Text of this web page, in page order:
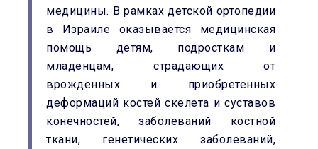
медицины. В рамках детской ортопедии
в Израиле оказывается медицинская
помощь детям, подросткам и
младенцам, страдающих от
врожденных и приобретенных
деформаций костей скелета и суставов
конечностей, заболеваний костной
ткани, генетических заболеваний,